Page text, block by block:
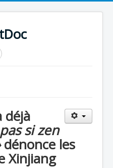
déjà
pas si zen
dénonce les
Xinjiang